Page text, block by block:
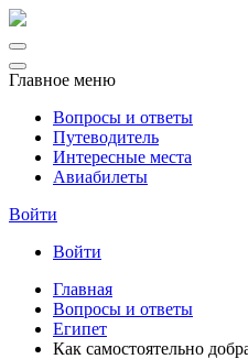
Главное меню
Вопросы и ответы
Путеводитель
Интересные места
Авиабилеты
Войти
Войти
Главная
Вопросы и ответы
Египет
Как самостоятельно